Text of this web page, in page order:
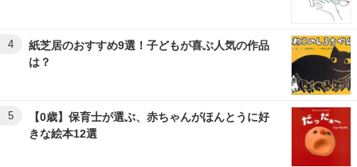
4
紙芝居のおすすめ9選！子どもが喜ぶ人気の作品
は？
5
【0歳】保育士が選ぶ、赤ちゃんがほんとうに好
きな絵本12選